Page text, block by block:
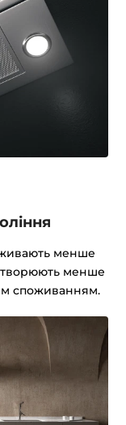
менше
менше
споживанням.